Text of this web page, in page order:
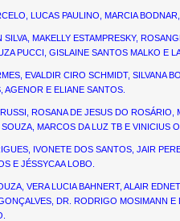
LUCAS PAULINO, MARCIA BODNAR,
MAKELLY ESTAMPRESKY,
PUCCI, GISLAINE SANTOS MALKO E
EVALDIR CIRO SCHMIDT, SILVANA
E ELIANE SANTOS.
ROSANA DE JESUS DO ROSÁRIO,
MARCOS DA LUZ TB E VINICIUS
IVONETE DOS SANTOS, JAIR
E JÉSSYCAA LOBO.
VERA LUCIA BAHNERT, ALAIR
DR. RODRIGO MOSIMANN E